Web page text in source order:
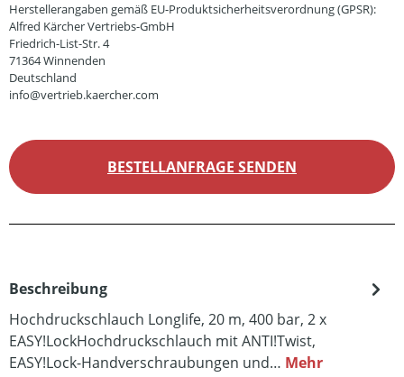
Herstellerangaben gemäß EU-Produktsicherheitsverordnung (GPSR):
Alfred Kärcher Vertriebs-GmbH
Friedrich-List-Str. 4
71364 Winnenden
Deutschland
info@vertrieb.kaercher.com
BESTELLANFRAGE SENDEN
Beschreibung
Hochdruckschlauch Longlife, 20 m, 400 bar, 2 x
EASY!LockHochdruckschlauch mit ANTI!Twist,
EASY!Lock-Handverschraubungen und… Mehr